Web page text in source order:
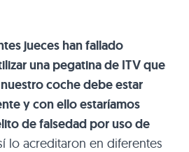
jueces han fallado
una pegatina de ITV que
coche debe estar
y con ello estaríamos
de falsedad por uso de
lo acreditaron en diferentes